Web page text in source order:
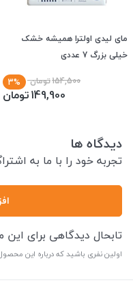
مای لیدی اولترا همیشه خشک
خیلی بزرگ 7 عددی
154,500تومان 3%
149,900تومان
دیدگاه ها
تجربه خود را با ما به
تابحال دیدگاهی برای
اولین نفری باشید که درباره این